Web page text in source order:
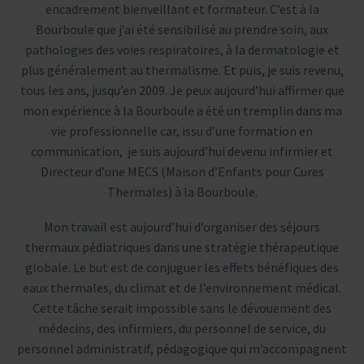
encadrement bienveillant et formateur. C’est à la
Bourboule que j’ai été sensibilisé au prendre soin, aux
pathologies des voies respiratoires, à la dermatologie et
plus généralement au thermalisme. Et puis, je suis revenu,
tous les ans, jusqu’en 2009. Je peux aujourd’hui affirmer que
mon expérience à la Bourboule a été un tremplin dans ma
vie professionnelle car, issu d’une formation en
communication, je suis aujourd’hui devenu infirmier et
Directeur d’une MECS (Maison d’Enfants pour Cures
Thermales) à la Bourboule.
Mon travail est aujourd’hui d’organiser des séjours
thermaux pédiatriques dans une stratégie thérapeutique
globale. Le but est de conjuguer les effets bénéfiques des
eaux thermales, du climat et de l’environnement médical.
Cette tâche serait impossible sans le dévouement des
médecins, des infirmiers, du personnel de service, du
personnel administratif, pédagogique qui m’accompagnent